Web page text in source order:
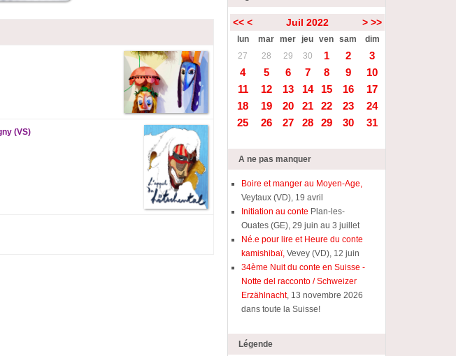
(VS)
<< < Juil 2022 > >>
lun mar mer jeu ven sam
dim
27
28 29 30 1 2
3
4
5 6 7 8 9
10
11
12 13 14 15 16
17
18
19 20 21 22 23
24
25
26 27 28 29 30 31
A ne pas manquer
Boire et manger au Moyen-Age,
Veytaux (VD), 19 avril
Initiation au conte Plan-les-
Ouates (GE), 29 juin au 3 juillet
Né.e pour lire et Heure du conte
kamishibaï, Vevey (VD), 12 juin
34ème Nuit du conte en Suisse -
Notte del racconto / Schweizer
Erzählnacht, 13 novembre 2026
dans toute la Suisse!
Légende